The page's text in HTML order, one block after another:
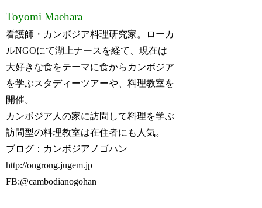
Toyomi Maehara
看護師・カンボジア料理研究家。ローカ
ルNGOにて湖上ナースを経て、現在は
大好きな食をテーマに食からカンボジア
を学ぶスタディーツアーや、料理教室を
開催。
カンボジア人の家に訪問して料理を学ぶ
訪問型の料理教室は在住者にも人気。
ブログ：カンボジアノゴハン
http://ongrong.jugem.jp
FB:@cambodianogohan